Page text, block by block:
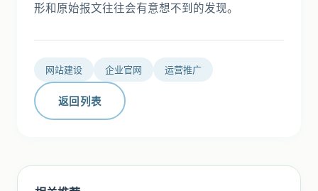
形和原始报文往往会有意想不到的发现。
网站建设 企业官网 运营推广
返回列表